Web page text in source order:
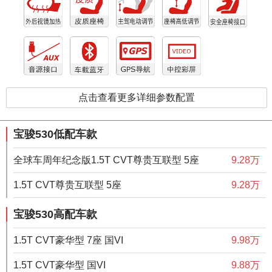
点击查看更多详细参数配置
宝骏530低配车款
全球车周年纪念版1.5T CVT尊贵互联型 5座 9.28万
1.5T CVT尊贵互联型 5座 9.28万
宝骏530高配车款
1.5T CVT豪华型 7座 国VI 9.98万
1.5T CVT豪华型 国VI 9.88万